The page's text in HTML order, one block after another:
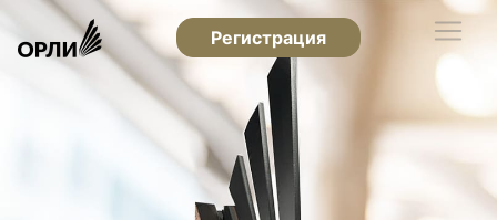
Регистрация